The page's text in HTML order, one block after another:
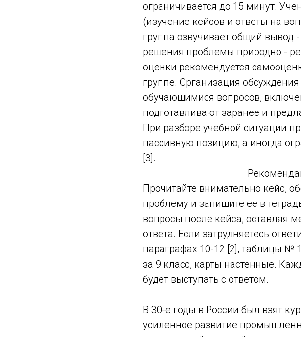
ограничивается до 15 минут.
(изучение кейсов и ответы на
группа озвучивает общий вывод
решения проблемы природно -
оценки рекомендуется
группе. Организация
обучающимися вопросов,
подготавливают заранее и
При разборе учебной ситуации
пассивную позицию, а иногда
[3].
Прочитайте внимательно кейс,
проблему и запишите её в
вопросы после кейса, оставляя
ответа. Если затрудняетесь
параграфах 10-12 [2], таблицы №
за 9 класс, карты настенные.
будет выступать с ответом.
В 30-е годы в России был взят
усиленное развитие